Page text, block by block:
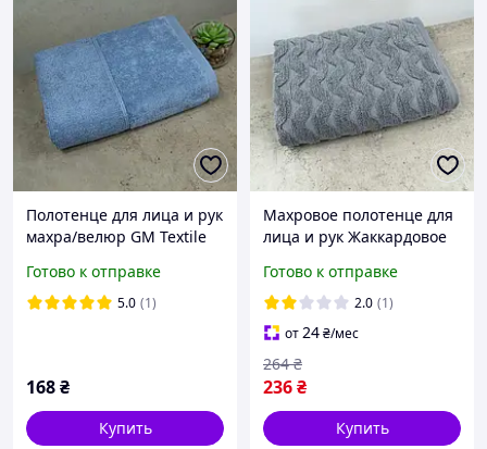
Полотенце для лица и рук
махра/велюр GM Textile
качества Milado 550г/м2
(Синий)
Готово к отправке
5.0 (1)
168₴
Купить
Махровое полотенце для
лица и рук Жаккардовое
500г/м2 (Серый)
Готово к отправке
2.0 (1)
от24₴/мес
236₴
264 ₴
Купить